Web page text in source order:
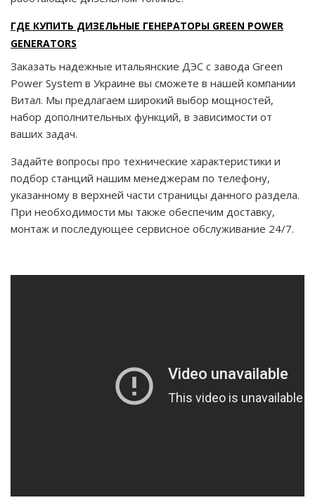
ГДЕ КУПИТЬ ДИЗЕЛЬНЫЕ ГЕНЕРАТОРЫ GREEN POWER
GENERATORS
Заказать надежные итальянские ДЭС с завода Green
Power System в Украине вы сможете в нашей компании
Витал. Мы предлагаем широкий выбор мощностей,
набор дополнительных функций, в зависимости от
ваших задач.
Задайте вопросы про технические характеристики и
подбор станций нашим менеджерам по телефону,
указанному в верхней части страницы данного раздела.
При необходимости мы также обеспечим доставку,
монтаж и последующее сервисное обслуживание 24/7.